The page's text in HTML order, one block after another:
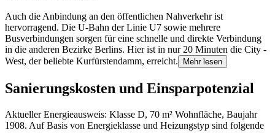
Auch die Anbindung an den öffentlichen Nahverkehr ist
hervorragend. Die U-Bahn der Linie U7 sowie mehrere
Busverbindungen sorgen für eine schnelle und direkte Verbindung
in die anderen Bezirke Berlins. Hier ist in nur 20 Minuten die City -
West, der beliebte Kurfürstendamm, erreicht.
Mehr lesen
Sanierungskosten und Einsparpotenzial
Aktueller Energieausweis: Klasse D, 70 m² Wohnfläche, Baujahr
1908. Auf Basis von Energieklasse und Heizungstyp sind folgende